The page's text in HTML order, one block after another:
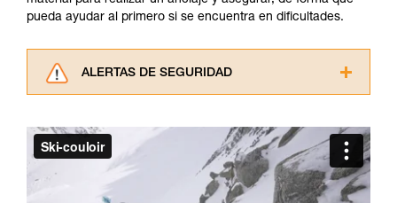
pueda ayudar al primero si se encuentra en dificultades.
ALERTAS DE SEGURIDAD
consultarlo. Usted debe comprender la
información de la ficha técnica para poder
comprender este complemento informativo.
Dominar estas técnicas requiere una formación